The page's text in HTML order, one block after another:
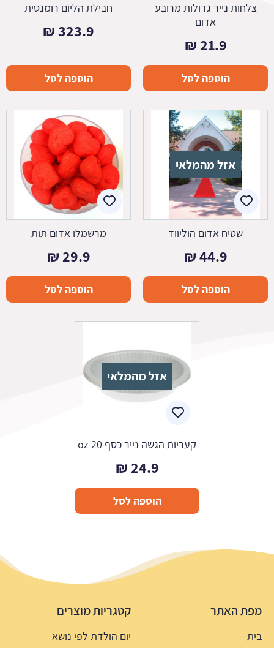
צלחות נייר גדולות מרובע
אדום
21.9
₪
הוספה לסל
חבילת הליום רומנטית
323.9
₪
הוספה לסל
אזל מהמלאי
שטיח אדום הוליווד
44.9
₪
הוספה לסל
מרשמלו אדום תות
29.9
₪
הוספה לסל
אזל מהמלאי
קעריות הגשה נייר כסף 20 oz
24.9
₪
הוספה לסל
מפת האתר
בית
קטגריות מוצרים
יום הולדת לפי נושא